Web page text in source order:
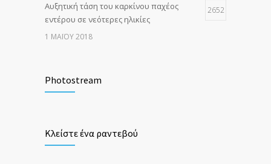
Αυξητική τάση του καρκίνου παχέος
εντέρου σε νεότερες ηλικίες
2652
1 ΜΑΪ́ΟΥ 2018
σύγχρονες λύσεις
μίας έγκαιρης διάγνωσης
Photostream
Κλείστε ένα ραντεβού